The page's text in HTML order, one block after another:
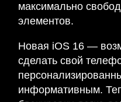
максимально
элементов.
Новая iOS 16 —
сделать свой
информативным.